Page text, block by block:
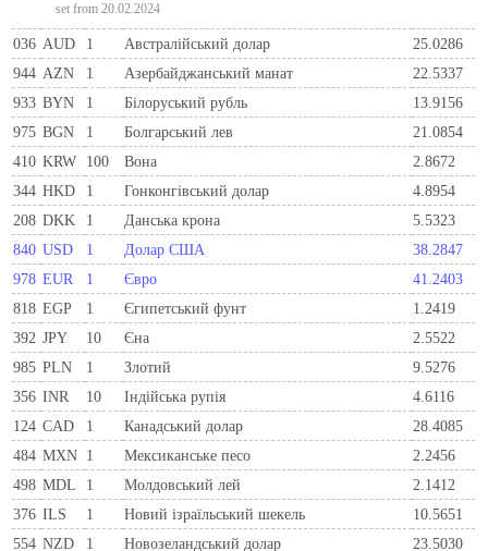
set from 20.02.2024
036 AUD 1 Австралійський долар
25.0286
944 AZN 1 Азербайджанський манат
22.5337
933 BYN 1 Бiлоруський рубль
13.9156
975 BGN 1 Болгарський лев
21.0854
410 KRW 100 Вона
2.8672
344 HKD 1 Гонконгівський долар
4.8954
208 DKK 1 Данська крона
5.5323
840 USD 1 Долар США
38.2847
978 EUR 1 Євро
41.2403
818 EGP 1 Єгипетський фунт
1.2419
392 JPY 10 Єна
2.5522
985 PLN 1 Злотий
9.5276
356 INR 10 Індійська рупія
4.6116
124 CAD 1 Канадський долар
28.4085
484 MXN 1 Мексиканське песо
2.2456
498 MDL 1 Молдовський лей
2.1412
376 ILS 1 Новий ізраїльський шекель
10.5651
554 NZD 1 Новозеландський долар
23.5030